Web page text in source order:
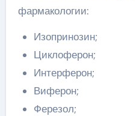
фармакологии:
Изопринозин;
Циклоферон;
Интерферон;
Виферон;
Ферезол;